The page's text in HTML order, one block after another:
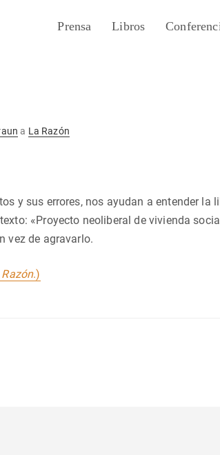
Prensa Libros
a La Razón
y sus errores, nos ayudan a entender la
«Proyecto neoliberal de vivienda
vez de agravarlo.
.)